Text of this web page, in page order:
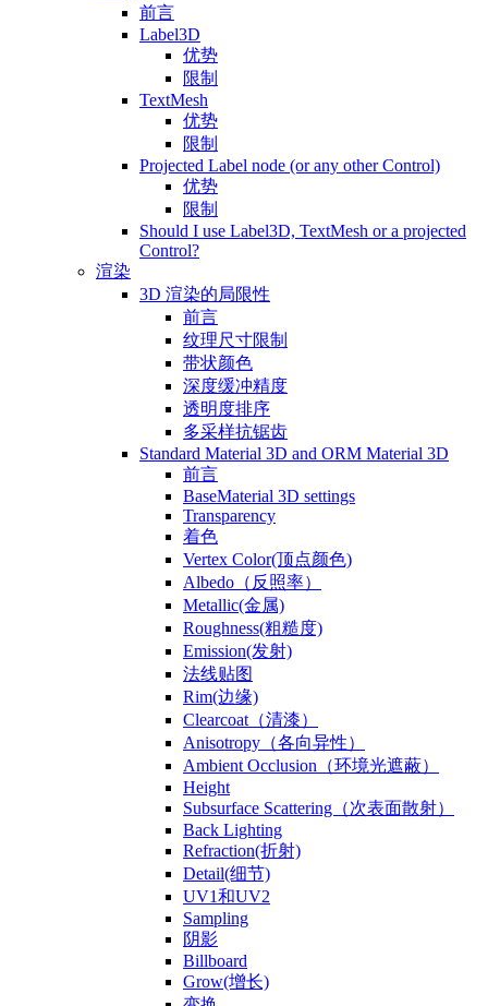
前言
Label3D
优势
限制
TextMesh
优势
限制
Projected Label node (or any other Control)
优势
限制
Should I use Label3D, TextMesh or a projected
Control?
渲染
3D 渲染的局限性
前言
纹理尺寸限制
带状颜色
深度缓冲精度
透明度排序
多采样抗锯齿
Standard Material 3D and ORM Material 3D
前言
BaseMaterial 3D settings
Transparency
着色
Vertex Color(顶点颜色)
Albedo（反照率）
Metallic(金属)
Roughness(粗糙度)
Emission(发射)
法线贴图
Rim(边缘)
Clearcoat（清漆）
Anisotropy（各向异性）
Ambient Occlusion（环境光遮蔽）
Height
Subsurface Scattering（次表面散射）
Back Lighting
Refraction(折射)
Detail(细节)
UV1和UV2
Sampling
阴影
Billboard
Grow(增长)